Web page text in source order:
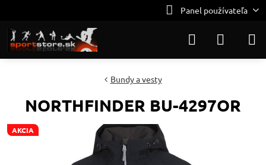
Panel používateľa
AKCIA
Bundy a vesty
NORTHFINDER BU-4297OR